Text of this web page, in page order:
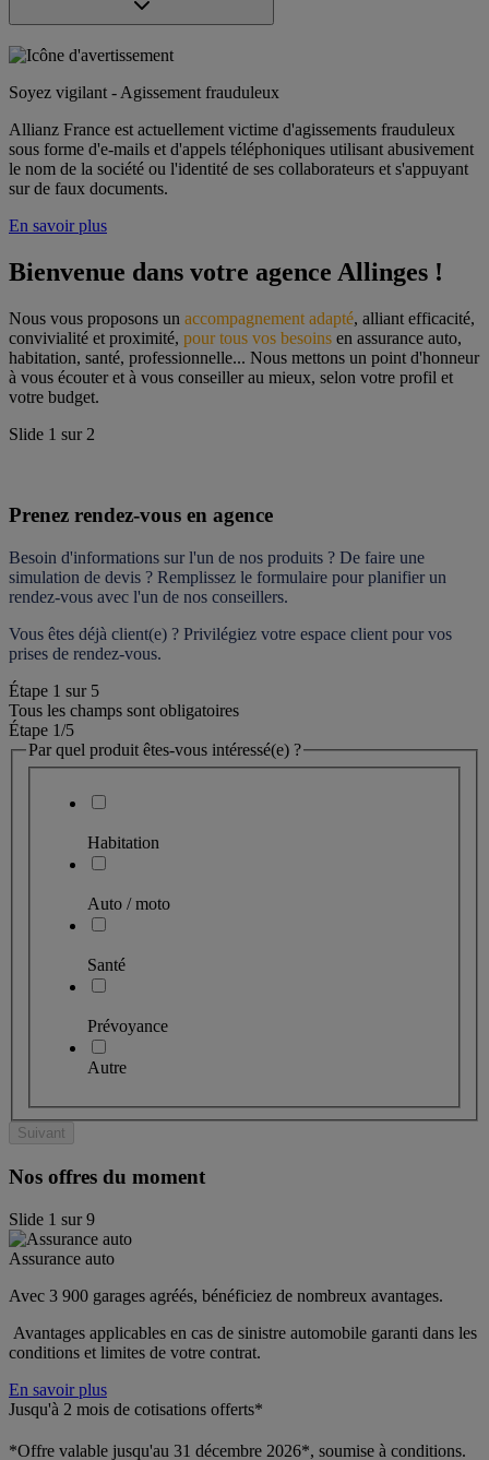
Soyez vigilant - Agissement frauduleux
Allianz France est actuellement victime d'agissements frauduleux
sous forme d'e-mails et d'appels téléphoniques utilisant abusivement
le nom de la société ou l'identité de ses collaborateurs et s'appuyant
sur de faux documents.
En savoir plus
Bienvenue dans votre agence Allinges !
Nous vous proposons un accompagnement adapté, alliant efficacité,
convivialité et proximité, pour tous vos besoins en assurance auto,
habitation, santé, professionnelle... Nous mettons un point d'honneur
à vous écouter et à vous conseiller au mieux, selon votre profil et
votre budget.
Slide 1 sur 2
Prenez rendez-vous en agence
Besoin d'informations sur l'un de nos produits ? De faire une
simulation de devis ? Remplissez le formulaire pour planifier un
rendez-vous avec l'un de nos conseillers.
Vous êtes déjà client(e) ? Privilégiez votre espace client pour vos
prises de rendez-vous.
Étape 1 sur 5
Tous les champs sont obligatoires
Étape 1/5
Par quel produit êtes-vous intéressé(e) ?
Habitation
Auto / moto
Santé
Prévoyance
Autre
Suivant
Nos offres du moment
Slide 1 sur9
Assurance auto
Avec 3 900 garages agréés, bénéficiez de nombreux avantages.
Avantages applicables en cas de sinistre automobile garanti dans les
conditions et limites de votre contrat.
En savoir plus
Jusqu'à 2 mois de cotisations offerts*
*Offre valable jusqu'au 31 décembre 2026*, soumise à conditions.